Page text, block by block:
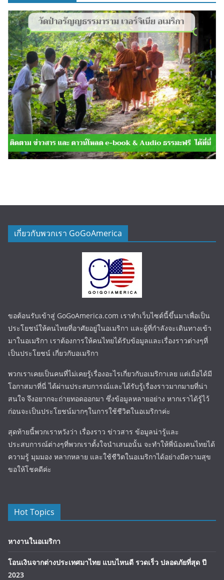
เกี่ยวกับพวกเรา GoGoAmerica
ขอต้อนรับเข้าสู่ GoGoAmerica.com เราทำเว็บไซต์นี้ขึ้นมาเพื่อเป็น
ประโยชน์ให้คนไทยที่อาศัยอยู่ในอเมริกา และผู้ที่กำลังจะเดินทางเข้า
มาในอเมริกา เราต้องการให้คนไทยได้รับข้อมูลและเรื่องราวต่างๆที่
เป็นประโยชน์ เกี่ยวกับอเมริกา
พวกเราเคยเป็นคนที่ไม่เคยรู้เรื่องอะไรเกี่ยวกับอเมริกาเลย แต่เมื่อได้มี
โอกาสมาที่นี่ ได้ผ่านประสบการณ์และได้รับรู้เรื่องราวมากมายที่น่า
สนใจ จึงอยากจะถ่ายทอดออกมา ซึ่งข้อมูลหลายอย่าง หากเราได้รู้ไว้
ก่อนจะเป็นประโยชน์มากๆในการใช้ชีวิตในอเมริกาค่ะ
สุดท้ายนี้พวกเราหวังว่า เรื่องราว ข่าวสาร ข้อมูลน่ารู้และ
ประสบการณ์ต่างๆที่พวกเราตั้งใจนำเสนอนั้น จะทำให้พี่น้องคนไทยได้
ความรู้ มุมมอง หลากหลาย และใช้ชีวิตในอเมริกาได้อย่างมีความสุข
ขอให้โชคดีค่ะ
Hot Topics
หางานในอเมริกา
โอนเงินจากต่างประเทศมาไทย แบบไหนดี รวดเร็ว ปลอดภัยที่สุด ปี
2023